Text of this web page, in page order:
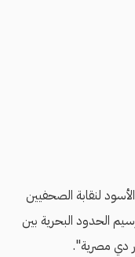
لنقابة الصحفيين
الحدود البحرية بين
دي مصرية".